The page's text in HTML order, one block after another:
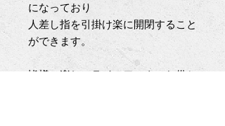
になっており
人差し指を引掛け楽に開閉すること
ができます。
皆様の楽しいライフワークのお供と